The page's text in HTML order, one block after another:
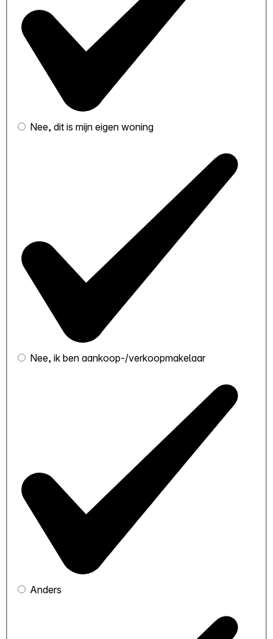
Nee, dit is mijn eigen woning
Nee, ik ben aankoop-/verkoopmakelaar
Anders